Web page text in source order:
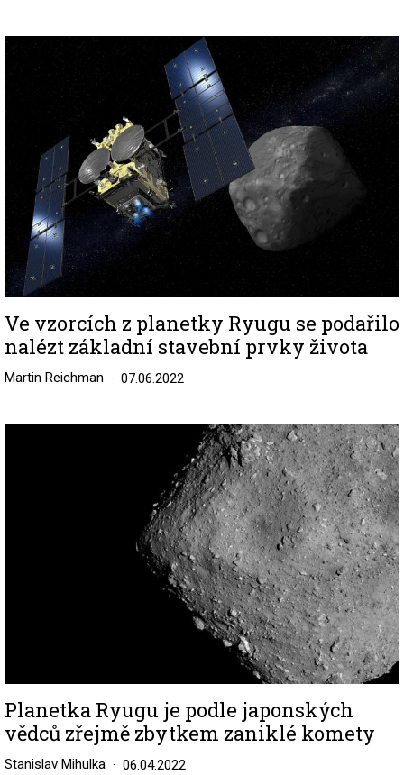
Ve vzorcích z planetky Ryugu se podařilo
nalézt základní stavební prvky života
Martin Reichman 07.06.2022
Planetka Ryugu je podle japonských
vědců zřejmě zbytkem zaniklé komety
Stanislav Mihulka 06.04.2022